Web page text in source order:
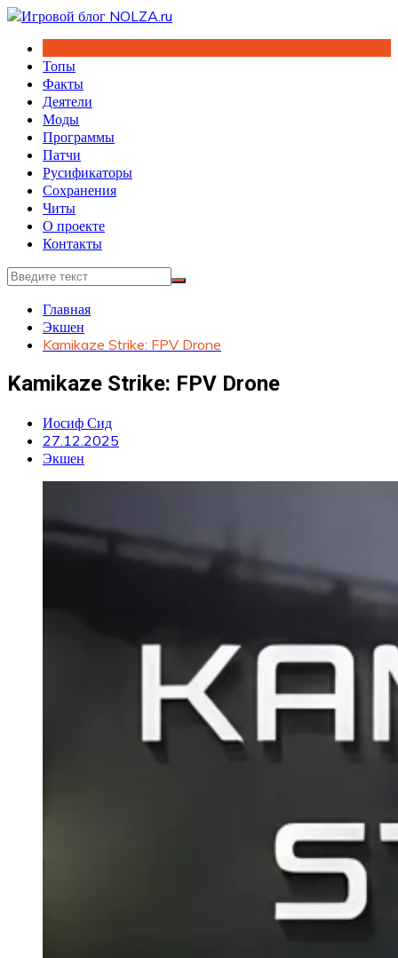
Перейти
содержимому
Топы
Факты
Деятели
Моды
Программы
Патчи
Русификаторы
Сохранения
Читы
О проекте
Контакты
Главная
Экшен
Kamikaze Strike: FPV Drone
Kamikaze Strike: FPV Drone
Иосиф Сид
27.12.2025
Экшен